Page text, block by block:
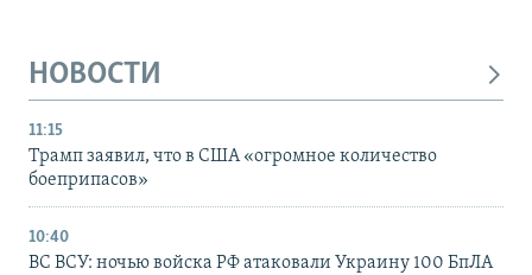
НОВОСТИ
11:15
Трамп заявил, что в США «огромное количество
боеприпасов»
10:40
ВС ВСУ: ночью войска РФ атаковали Украину 100 БпЛА